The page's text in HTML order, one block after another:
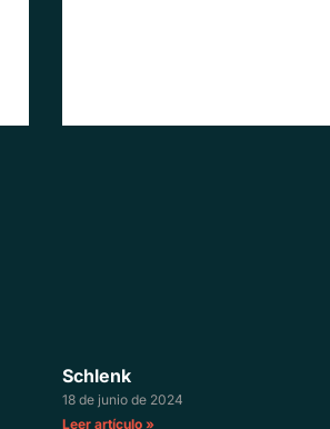
Schlenk
18 de junio de 2024
Leer artículo »